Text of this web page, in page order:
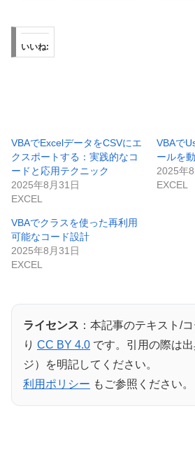
いいね:
VBAでExcelデータをCSVにエ
クスポートする：実践的なコ
ードと応用テクニック
2025年8月31日
EXCEL
VBAで
ールを
2025年
EXCEL
VBAでクラスを使った再利用
可能なコード設計
2025年8月31日
EXCEL
ライセンス ：本記事のテキスト/
り CC BY 4.0 です。引用の際は
ジ）を明記してください。
利用ポリシー もご参照ください。